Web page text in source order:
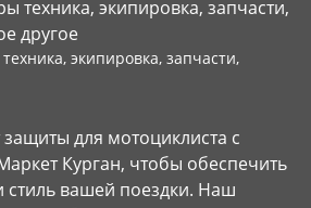
экипировка, запчасти,
для мотоциклиста с
Курган, чтобы обеспечить
стиль вашей поездки. Наш